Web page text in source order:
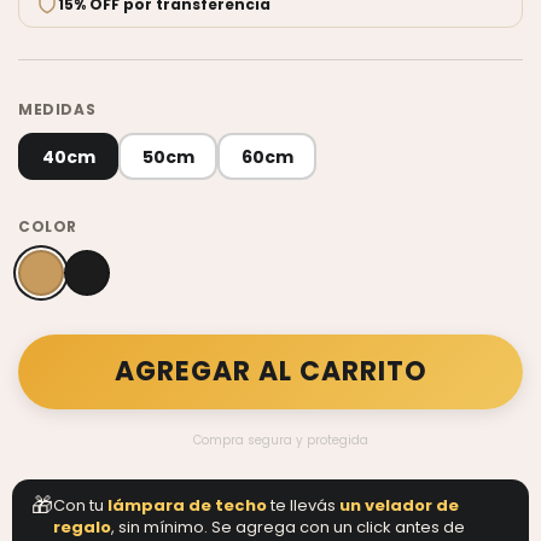
MEDIDAS
40cm 50cm 60cm
COLOR
Compra segura y protegida
🎁Con tu lámpara de techote llevás un velador de
regalo, sin mínimo. Se agrega con un click antes de